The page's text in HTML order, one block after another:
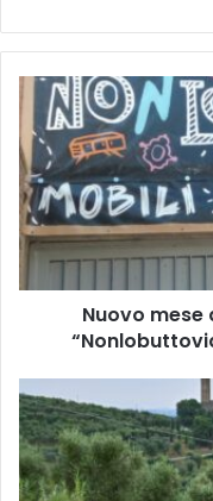
o
v
o
m
e
e
e
r
t
u
Nuovo
A
R
T
M
o